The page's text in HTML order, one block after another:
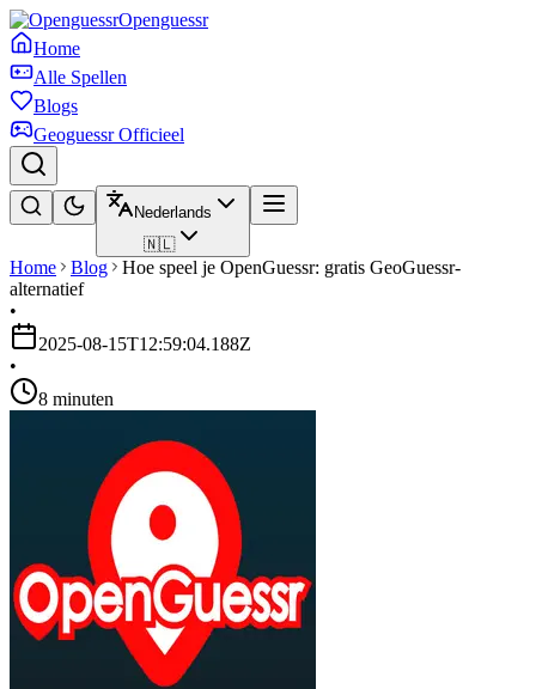
Openguessr
Home
Alle Spellen
Blogs
Geoguessr Officieel
Nederlands
🇳🇱
Home Blog
Hoe speel je OpenGuessr: gratis GeoGuessr-
alternatief
•
2025-08-15T12:59:04.188Z
•
8 minuten